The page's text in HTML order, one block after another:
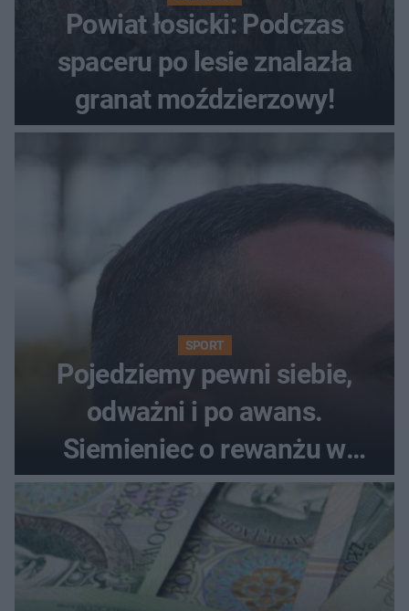
Powiat łosicki: Podczas
spaceru po lesie znalazła
granat moździerzowy!
SPORT
Pojedziemy pewni siebie,
odważni i po awans.
Siemieniec o rewanżu w
Szkocji